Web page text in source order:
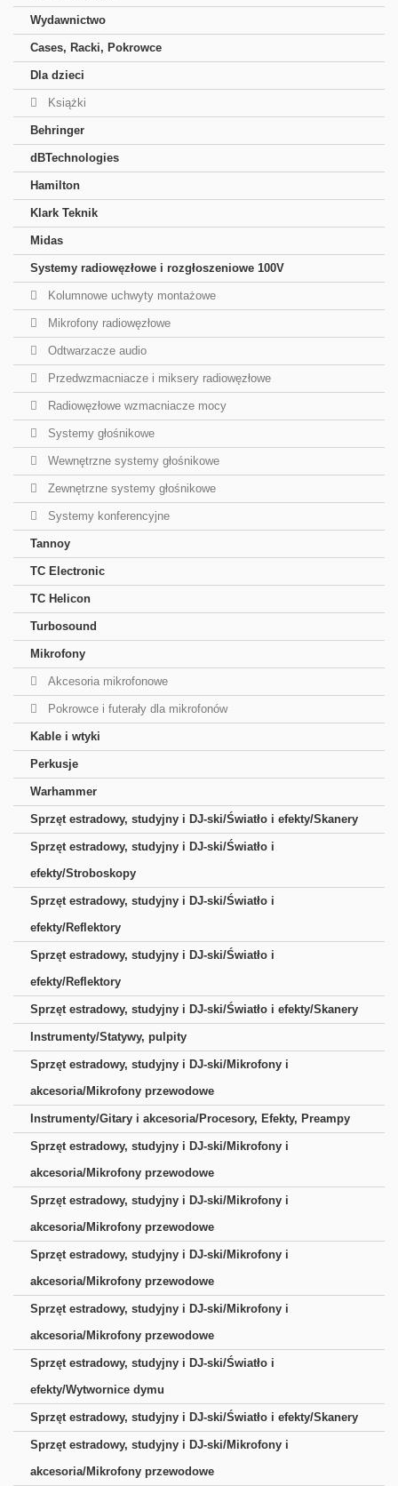
Wydawnictwo
Cases, Racki, Pokrowce
Dla dzieci
Książki
Behringer
dBTechnologies
Hamilton
Klark Teknik
Midas
Systemy radiowęzłowe i rozgłoszeniowe 100V
Kolumnowe uchwyty montażowe
Mikrofony radiowęzłowe
Odtwarzacze audio
Przedwzmacniacze i miksery radiowęzłowe
Radiowęzłowe wzmacniacze mocy
Systemy głośnikowe
Wewnętrzne systemy głośnikowe
Zewnętrzne systemy głośnikowe
Systemy konferencyjne
Tannoy
TC Electronic
TC Helicon
Turbosound
Mikrofony
Akcesoria mikrofonowe
Pokrowce i futerały dla mikrofonów
Kable i wtyki
Perkusje
Warhammer
Sprzęt estradowy, studyjny i DJ-ski/Światło i efekty/Skanery
Sprzęt estradowy, studyjny i DJ-ski/Światło i
efekty/Stroboskopy
Sprzęt estradowy, studyjny i DJ-ski/Światło i
efekty/Reflektory
Sprzęt estradowy, studyjny i DJ-ski/Światło i
efekty/Reflektory
Sprzęt estradowy, studyjny i DJ-ski/Światło i efekty/Skanery
Instrumenty/Statywy, pulpity
Sprzęt estradowy, studyjny i DJ-ski/Mikrofony i
akcesoria/Mikrofony przewodowe
Instrumenty/Gitary i akcesoria/Procesory, Efekty, Preampy
Sprzęt estradowy, studyjny i DJ-ski/Mikrofony i
akcesoria/Mikrofony przewodowe
Sprzęt estradowy, studyjny i DJ-ski/Mikrofony i
akcesoria/Mikrofony przewodowe
Sprzęt estradowy, studyjny i DJ-ski/Mikrofony i
akcesoria/Mikrofony przewodowe
Sprzęt estradowy, studyjny i DJ-ski/Mikrofony i
akcesoria/Mikrofony przewodowe
Sprzęt estradowy, studyjny i DJ-ski/Światło i
efekty/Wytwornice dymu
Sprzęt estradowy, studyjny i DJ-ski/Światło i efekty/Skanery
Sprzęt estradowy, studyjny i DJ-ski/Mikrofony i
akcesoria/Mikrofony przewodowe